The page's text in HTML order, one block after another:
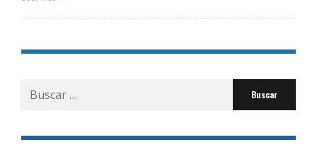
Buscar
por: